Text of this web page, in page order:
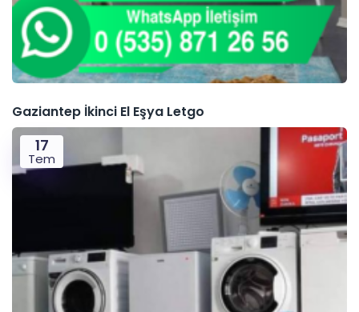
Gaziantep İkinci El Eşya Letgo
17
Tem